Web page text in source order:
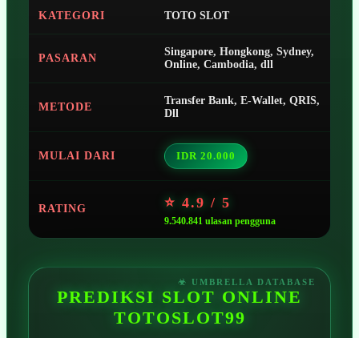
KATEGORI TOTO SLOT
PASARAN
Singapore, Hongkong, Sydney,
Online, Cambodia, dll
METODE
Transfer Bank, E-Wallet, QRIS,
Dll
MULAI DARI IDR 20.000
RATING ⭐ 4.9 / 5
9.540.841 ulasan pengguna
PREDIKSI SLOT ONLINE
TOTOSLOT99